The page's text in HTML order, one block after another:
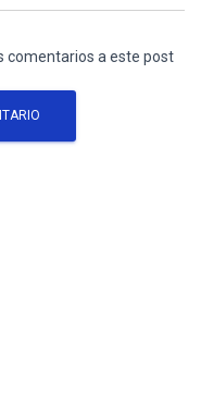
comentarios a este post